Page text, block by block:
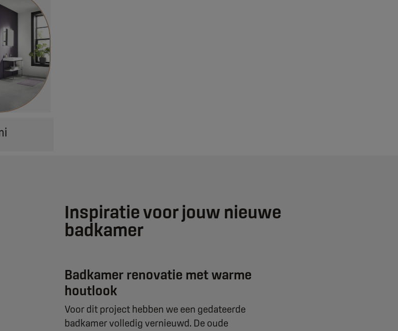
Inspiratie voor jouw nieuwe
badkamer
Badkamer renovatie met warme
houtlook
Voor dit project hebben we een gedateerde
badkamer volledig vernieuwd. De oude
Bouwbedrijf Hollands Kroon